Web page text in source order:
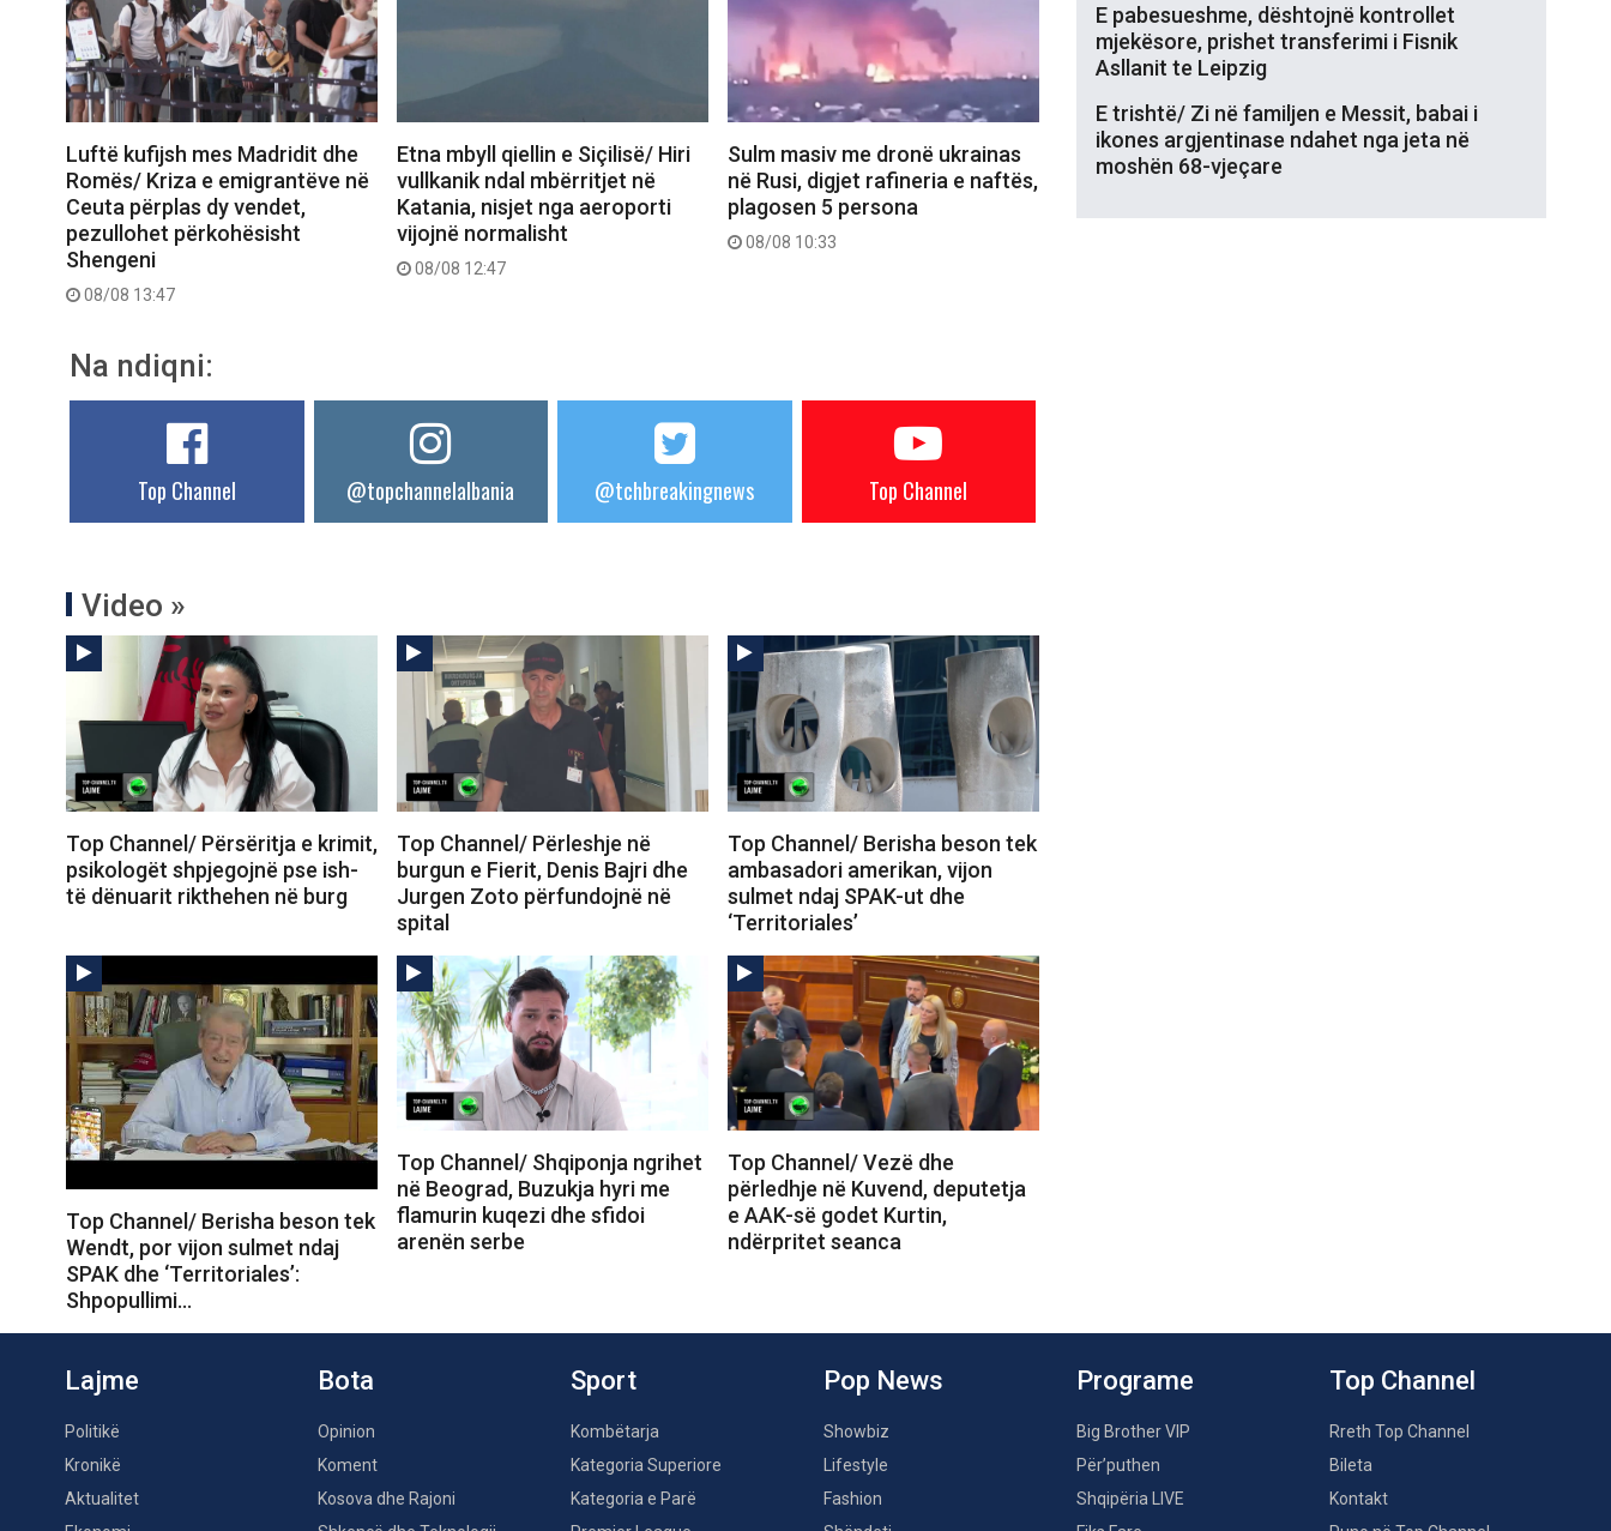
Luftë kufijsh mes Madridit dhe
Romës/ Kriza e emigrantëve në
Ceuta përplas dy vendet,
pezullohet përkohësisht
Shengeni
08/08 13:47
Etna mbyll qiellin e Siçilisë/ Hiri
vullkanik ndal mbërritjet në
Katania, nisjet nga aeroporti
vijojnë normalisht
08/08 12:47
Sulm masiv me dronë ukrainas
në Rusi, digjet rafineria e naftës,
plagosen 5 persona
08/08 10:33
Na ndiqni:
Top Channel @topchannelalbania @tchbreakingnews Top Channel
Video »
Top Channel/ Përsëritja e krimit,
psikologët shpjegojnë pse ish-
të dënuarit rikthehen në burg
Top Channel/ Përleshje në
burgun e Fierit, Denis Bajri dhe
Jurgen Zoto përfundojnë në
spital
Top Channel/ Berisha beson tek
ambasadori amerikan, vijon
sulmet ndaj SPAK-ut dhe
‘Territoriales’
Top Channel/ Berisha beson tek
Wendt, por vijon sulmet ndaj
SPAK dhe ‘Territoriales’:
Shpopullimi…
Top Channel/ Shqiponja ngrihet
në Beograd, Buzukja hyri me
flamurin kuqezi dhe sfidoi
arenën serbe
Top Channel/ Vezë dhe
përledhje në Kuvend, deputetja
e AAK-së godet Kurtin,
ndërpritet seanca
E pabesueshme, dështojnë kontrollet
mjekësore, prishet transferimi i Fisnik
Asllanit te Leipzig
E trishtë/ Zi në familjen e Messit, babai i
ikones argjentinase ndahet nga jeta në
moshën 68-vjeçare
Lajme
Politikë
Kronikë
Aktualitet
Bota
Opinion
Koment
Kosova dhe Rajoni
Sport
Kombëtarja
Kategoria Superiore
Kategoria e Parë
Pop News
Showbiz
Lifestyle
Fashion
Programe
Big Brother VIP
Për’puthen
Shqipëria LIVE
Top Channel
Rreth Top Channel
Bileta
Kontakt